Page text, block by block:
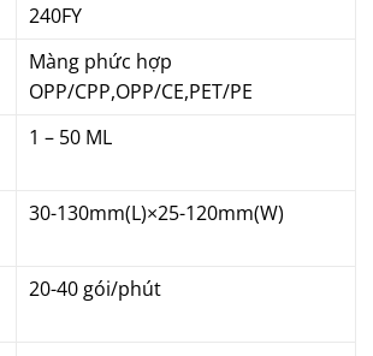
240FY
Màng phức hợp
OPP/CPP,OPP/CE,PET/PE
1 – 50 ML
30-130mm(L)×25-120mm(W)
20-40 gói/phút